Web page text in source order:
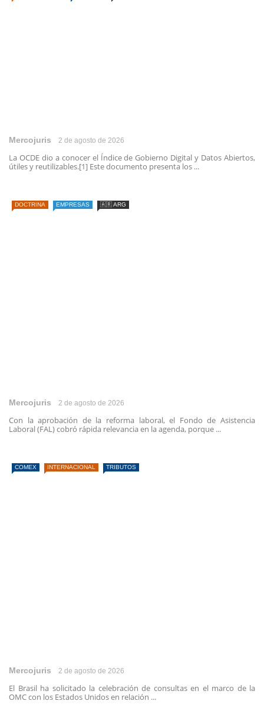
Mercojuris 2 de agosto de 2026
La OCDE dio a conocer el Índice de Gobierno Digital y Datos Abiertos,
útiles y reutilizables.[1] Este documento presenta los ...
DOCTRINA EMPRESAS 🇦🇷 ARG
Mercojuris 2 de agosto de 2026
Con la aprobación de la reforma laboral, el Fondo de Asistencia
Laboral (FAL) cobró rápida relevancia en la agenda, porque ...
COMEX INTERNACIONAL TRIBUTOS
Mercojuris 2 de agosto de 2026
El Brasil ha solicitado la celebración de consultas en el marco de la
OMC con los Estados Unidos en relación ...